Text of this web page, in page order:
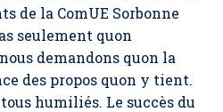
de la ComUE Sorbonne
seulement quon
demandons quon la
des propos quon y tient.
humiliés. Le succès du